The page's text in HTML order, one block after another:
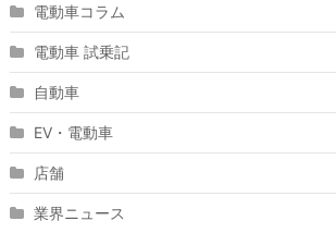
電動車コラム
電動車 試乗記
自動車
EV・電動車
店舗
業界ニュース